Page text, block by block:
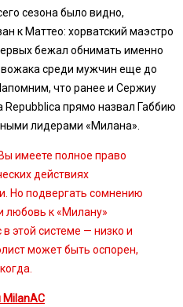
сезона было видно,
к Маттео: хорватский маэстро
бежал обнимать именно
среди мужчин еще до
что ранее и Сержиу
Repubblica прямо назвал Габбию
лидерами «Милана».
имеете полное право
действиях
Но подвергать сомнению
любовь к «Милану»
этой системе — низко и
может быть оспорен,